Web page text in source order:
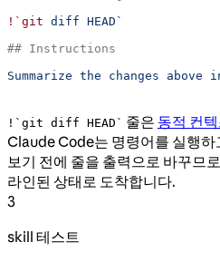
!`git diff HEAD`
## Instructions
Summarize the changes
!`git diff HEAD` 줄은 동적 컨
Claude Code는 명령어를 실행
보기 전에 줄을 출력으로 바꾸므
라인된 상태로 도착합니다.
3
skill 테스트